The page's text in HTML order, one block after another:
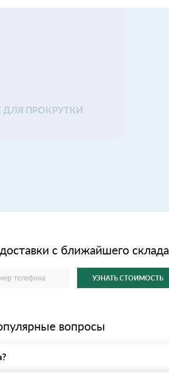
ПРОКРУТКИ
с ближайшего склада
УЗНАТЬ СТОИМОСТЬ
вопросы